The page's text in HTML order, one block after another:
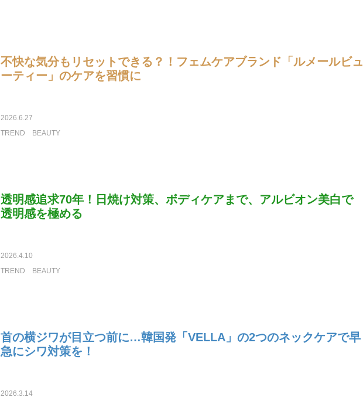
不快な気分もリセットできる？！フェムケアブランド「ルメールビュ
ーティー」のケアを習慣に
2026.6.27
TREND
BEAUTY
透明感追求70年！日焼け対策、ボディケアまで、アルビオン美白で
透明感を極める
2026.4.10
TREND
BEAUTY
首の横ジワが目立つ前に…韓国発「VELLA」の2つのネックケアで早
急にシワ対策を！
2026.3.14